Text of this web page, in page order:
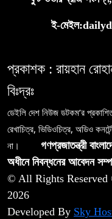
ই-
প্রকাশক : রায়হান
বিঃদ্রঃ
ডেইলি দেশ নিউজ ডটকম’র
রেখাচিত্র, ভিডিওচিত্র, অডিও
না।
গণপ্রজাতন্ত্রী
অধীনে নিবন্ধনের আবেদন
© All Rights
2026
Developed By Sky